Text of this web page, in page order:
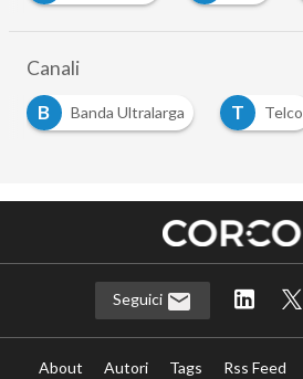
Canali
B
Banda Ultralarga T
Telco
Seguici
About Autori Tags Rss Feed